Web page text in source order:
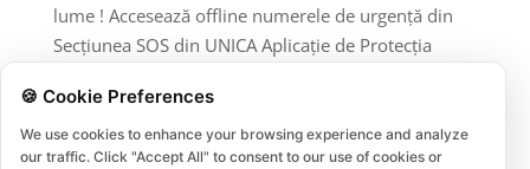
lume ! Accesează offline numerele de urgență din
Secțiunea SOS din UNICA Aplicație de Protecția
Comentarii recente
🍪 Cookie Preferences
We use cookies to enhance your browsing experience and analyze
our traffic. Click "Accept All" to consent to our use of cookies or